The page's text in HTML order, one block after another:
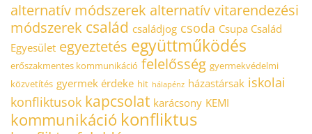
alternatív módszerek alternatív vitarendezési
módszerek család családjog csoda Csupa Család
Egyesület egyeztetés együttműködés
erőszakmentes kommunikáció felelősség gyermekvédelmi
közvetítés gyermek érdeke hit hálapénz házastársak iskolai
konfliktusok kapcsolat karácsony KEMI
kommunikáció konfliktus